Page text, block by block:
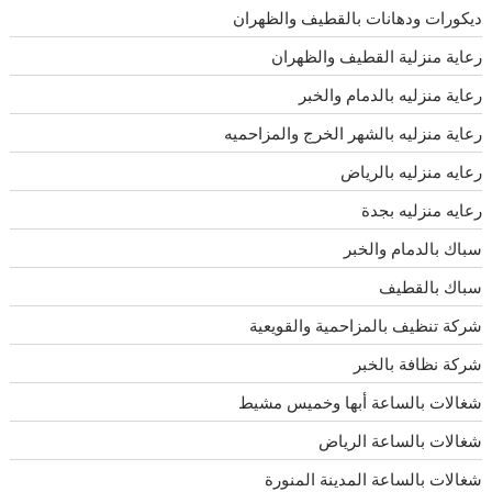
ديكورات ودهانات بالقطيف والظهران
رعاية منزلية القطيف والظهران
رعاية منزليه بالدمام والخبر
رعاية منزليه بالشهر الخرج والمزاحميه
رعايه منزليه بالرياض
رعايه منزليه بجدة
سباك بالدمام والخبر
سباك بالقطيف
شركة تنظيف بالمزاحمية والقويعية
شركة نظافة بالخبر
شغالات بالساعة أبها وخميس مشيط
شغالات بالساعة الرياض
شغالات بالساعة المدينة المنورة